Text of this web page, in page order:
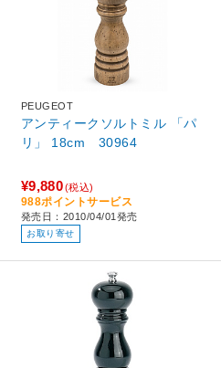
PEUGEOT
アンティークソルトミル 「パ
リ」 18cm 30964
¥9,880(税込)
988ポイントサービス
発売日：2010/04/01発売
お取り寄せ